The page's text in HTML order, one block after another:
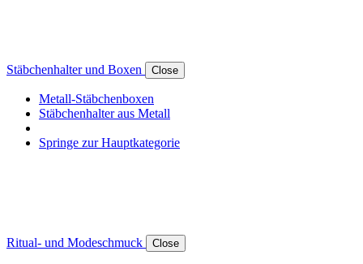
Stäbchenhalter und Boxen Close
Metall-Stäbchenboxen
Stäbchenhalter aus Metall
Springe zur Hauptkategorie
Ritual- und Modeschmuck Close